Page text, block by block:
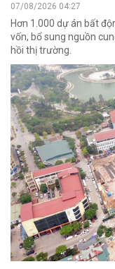
07/08/2026 04:27
Hơn 1.000 dự án bất
vốn, bổ sung nguồn
hồi thị trường.